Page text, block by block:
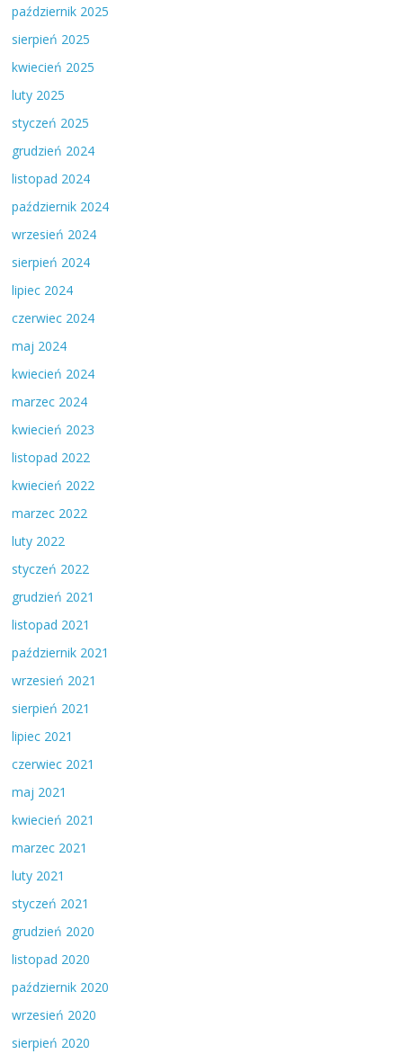
październik 2025
sierpień 2025
kwiecień 2025
luty 2025
styczeń 2025
grudzień 2024
listopad 2024
październik 2024
wrzesień 2024
sierpień 2024
lipiec 2024
czerwiec 2024
maj 2024
kwiecień 2024
marzec 2024
kwiecień 2023
listopad 2022
kwiecień 2022
marzec 2022
luty 2022
styczeń 2022
grudzień 2021
listopad 2021
październik 2021
wrzesień 2021
sierpień 2021
lipiec 2021
czerwiec 2021
maj 2021
kwiecień 2021
marzec 2021
luty 2021
styczeń 2021
grudzień 2020
listopad 2020
październik 2020
wrzesień 2020
sierpień 2020